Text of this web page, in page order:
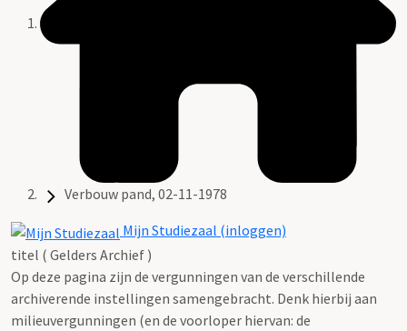
Verbouw pand, 02-11-1978
Mijn Studiezaal (inloggen)
titel ( Gelders Archief )
Op deze pagina zijn de vergunningen van de verschillende
archiverende instellingen samengebracht. Denk hierbij aan
milieuvergunningen (en de voorloper hiervan: de